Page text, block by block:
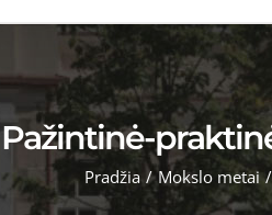
Pažintinė-
Pradžia / Mokslo metai /